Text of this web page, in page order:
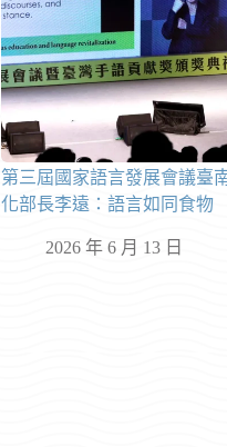
第三屆國家語言發展會議臺
化部長李遠：語言如同食物
2026 年 6 月 13 日